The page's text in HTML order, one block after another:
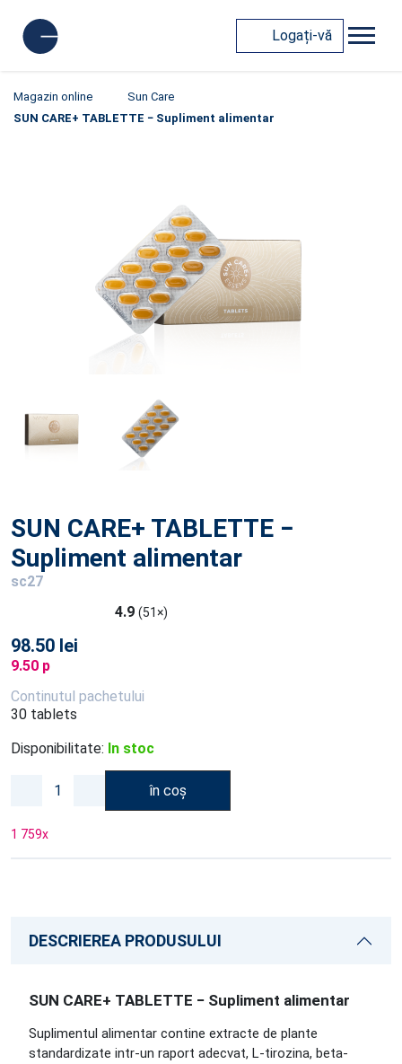
Logați-vă
Magazin online
Sun Care
SUN CARE+ TABLETTE − Supliment alimentar
SUN CARE+ TABLETTE −
Supliment alimentar
sc27
4.9 (51×)
98.50 lei
9.50 p
Continutul pachetului
30 tablets
Disponibilitate: In stoc
în coș
1 759x
DESCRIEREA PRODUSULUI
SUN CARE+ TABLETTE − Supliment alimentar
Suplimentul alimentar contine extracte de plante
standardizate intr-un raport adecvat, L-tirozina, beta-